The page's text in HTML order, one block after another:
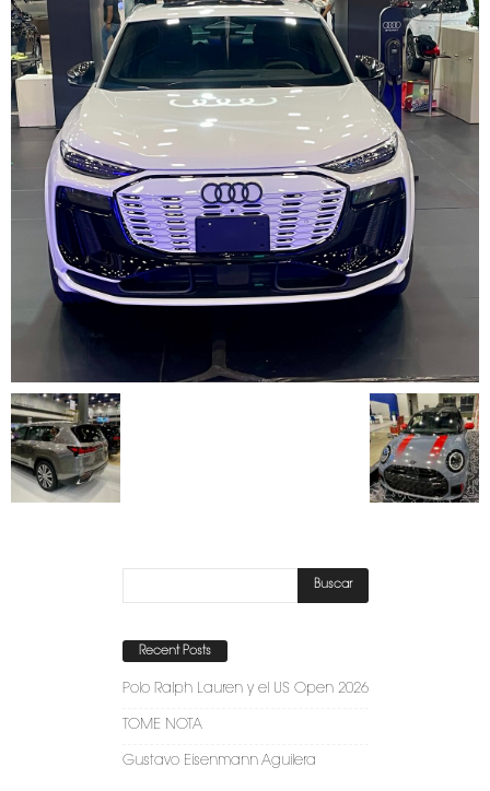
Recent Posts
Polo Ralph Lauren y el US Open 2026
TOME NOTA
Gustavo Eisenmann Aguilera